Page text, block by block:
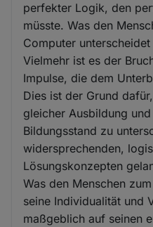
perfekter Logik, den
müsste. Was den
Computer
Vielmehr ist es der
Impulse, die dem
Dies ist der Grund
gleicher Ausbildung
Bildungsstand zu
widersprechenden,
Lösungskonzepten
Was den Menschen
seine Individualität und
maßgeblich auf seinen